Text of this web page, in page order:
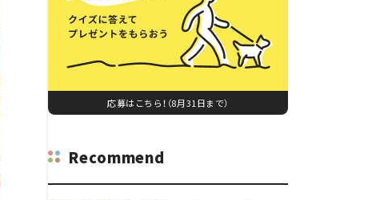
応募はこちら！（8月31日まで）
Recommend